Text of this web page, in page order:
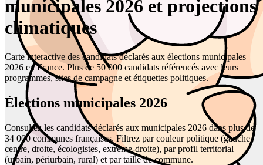
municipales 2026 et projections
climatiques
Carte interactive des candidats déclarés aux élections municipales
2026 en France. Plus de 50 000 candidats référencés avec leurs
programmes, sites de campagne et étiquettes politiques.
Élections municipales 2026
Consultez les candidats déclarés aux municipales 2026 dans plus de
34 000 communes françaises. Filtrez par couleur politique (gauche,
centre, droite, écologistes, extrême-droite), par profil territorial
(urbain, périurbain, rural) et par taille de commune.